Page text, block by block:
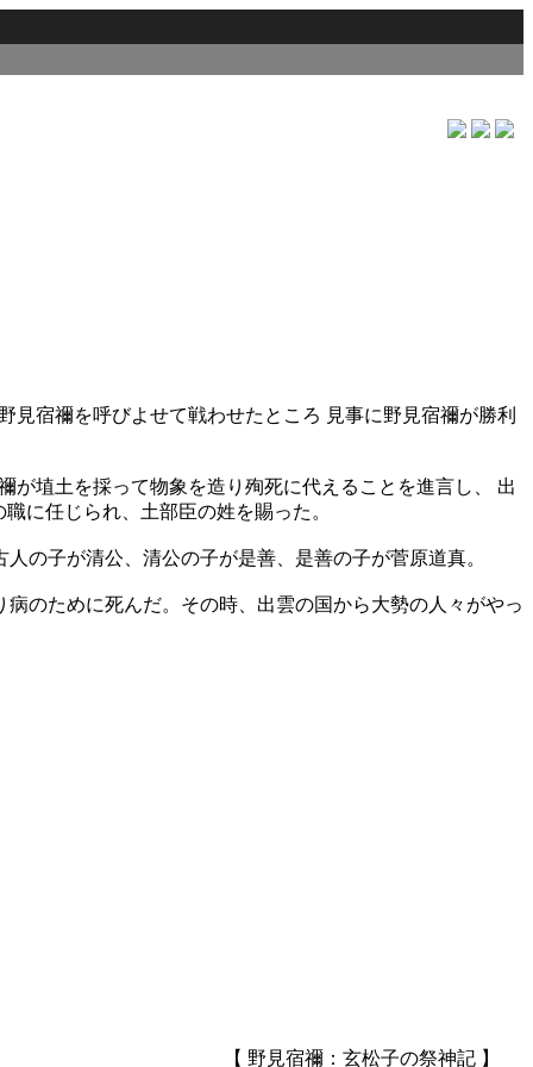
宿禰を呼びよせて戦わせたところ 見事に野見宿禰が勝利
が埴土を採って物象を造り殉死に代えることを進言し、 出
に任じられ、土部臣の姓を賜った。
の子が清公、清公の子が是善、是善の子が菅原道真。
のために死んだ。その時、出雲の国から大勢の人々がやっ
【 野見宿禰：玄松子の祭神記 】